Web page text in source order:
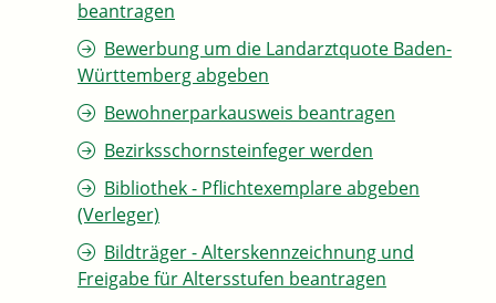
beantragen
Bewerbung um die Landarztquote Baden-
Württemberg abgeben
Bewohnerparkausweis beantragen
Bezirksschornsteinfeger werden
Bibliothek - Pflichtexemplare abgeben
(Verleger)
Bildträger - Alterskennzeichnung und
Freigabe für Altersstufen beantragen